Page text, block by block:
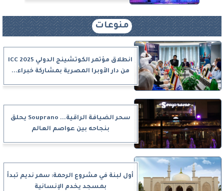
منوعات
انطلاق مؤتمر الكوتشينج الدولي ICC 2025
من دار الأوبرا المصرية بمشاركة خبراء...
سحر الضيافة الراقية... Souprano يحلق
بنجاحه بين عواصم العالم
أول لبنة في مشروع الرحمة: سمر نديم تبدأ
بمسجد يخدم الإنسانية